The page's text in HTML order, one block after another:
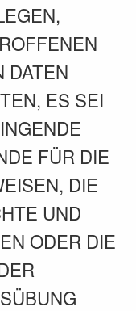
DATEN
ES SEI
FÜR DIE
DIE
UND
ODER DIE